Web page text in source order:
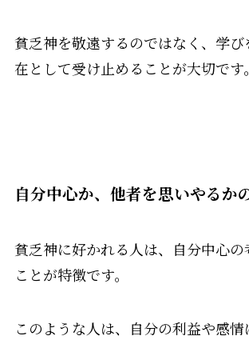
貧乏神を敬遠するのではなく、学
在として受け止めることが大切です。
自分中心か、他者を思いやるか
貧乏神に好かれる人は、自分中心
ことが特徴です。
このような人は、自分の利益や感